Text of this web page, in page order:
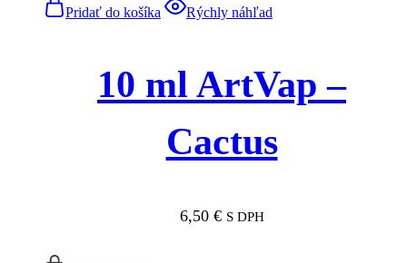
Pridať do košíka Rýchly náhľad
10 ml ArtVap –
Cactus
6,50 € S DPH